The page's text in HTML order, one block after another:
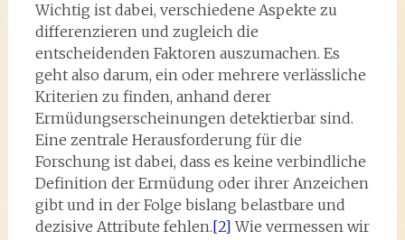
Wichtig ist dabei, verschiedene Aspekte zu
differenzieren und zugleich die
entscheidenden Faktoren auszumachen. Es
geht also darum, ein oder mehrere verlässliche
Kriterien zu finden, anhand derer
Ermüdungserscheinungen detektierbar sind.
Eine zentrale Herausforderung für die
Forschung ist dabei, dass es keine verbindliche
Definition der Ermüdung oder ihrer Anzeichen
gibt und in der Folge bislang belastbare und
dezisive Attribute fehlen.[2] Wie vermessen wir